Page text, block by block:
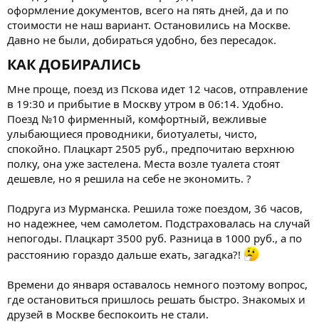
оформление документов, всего на пять дней, да и по
стоимости не наш вариант. Остановились на Москве.
Давно не были, добираться удобно, без пересадок.
КАК ДОБИРАЛИСЬ​
Мне проще, поезд из Пскова идет 12 часов, отправление
в 19:30 и прибытие в Москву утром в 06:14. Удобно.
Поезд №10 фирменный, комфортный, вежливые
улыбающиеся проводники, биотуалеты, чисто,
спокойно. Плацкарт 2505 руб., предпочитаю верхнюю
полку, она уже застелена. Места возле туалета стоят
дешевле, но я решила на себе не экономить. ?
Подруга из Мурманска. Решила тоже поездом, 36 часов,
но надежнее, чем самолетом. Подстраховалась на случай
непогоды. Плацкарт 3500 руб. Разница в 1000 руб., а по
расстоянию гораздо дальше ехать, загадка?!
Времени до января оставалось немного поэтому вопрос,
где остановиться пришлось решать быстро. Знакомых и
друзей в Москве беспокоить не стали.